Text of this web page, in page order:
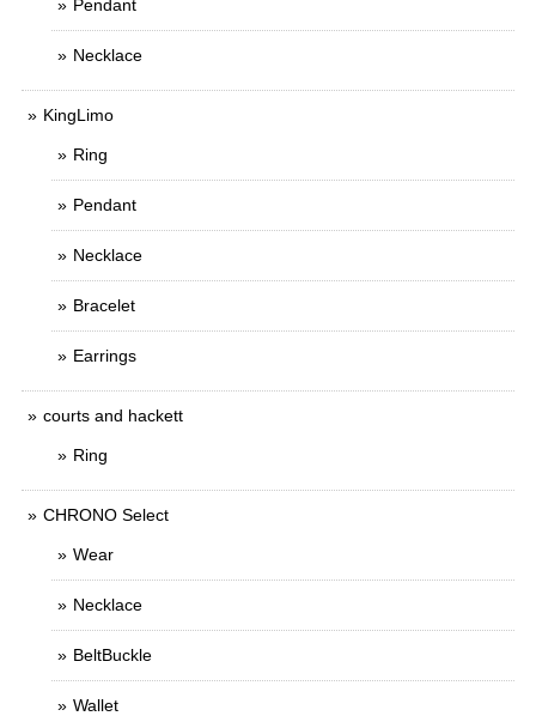
Pendant
Necklace
KingLimo
Ring
Pendant
Necklace
Bracelet
Earrings
courts and hackett
Ring
CHRONO Select
Wear
Necklace
BeltBuckle
Wallet